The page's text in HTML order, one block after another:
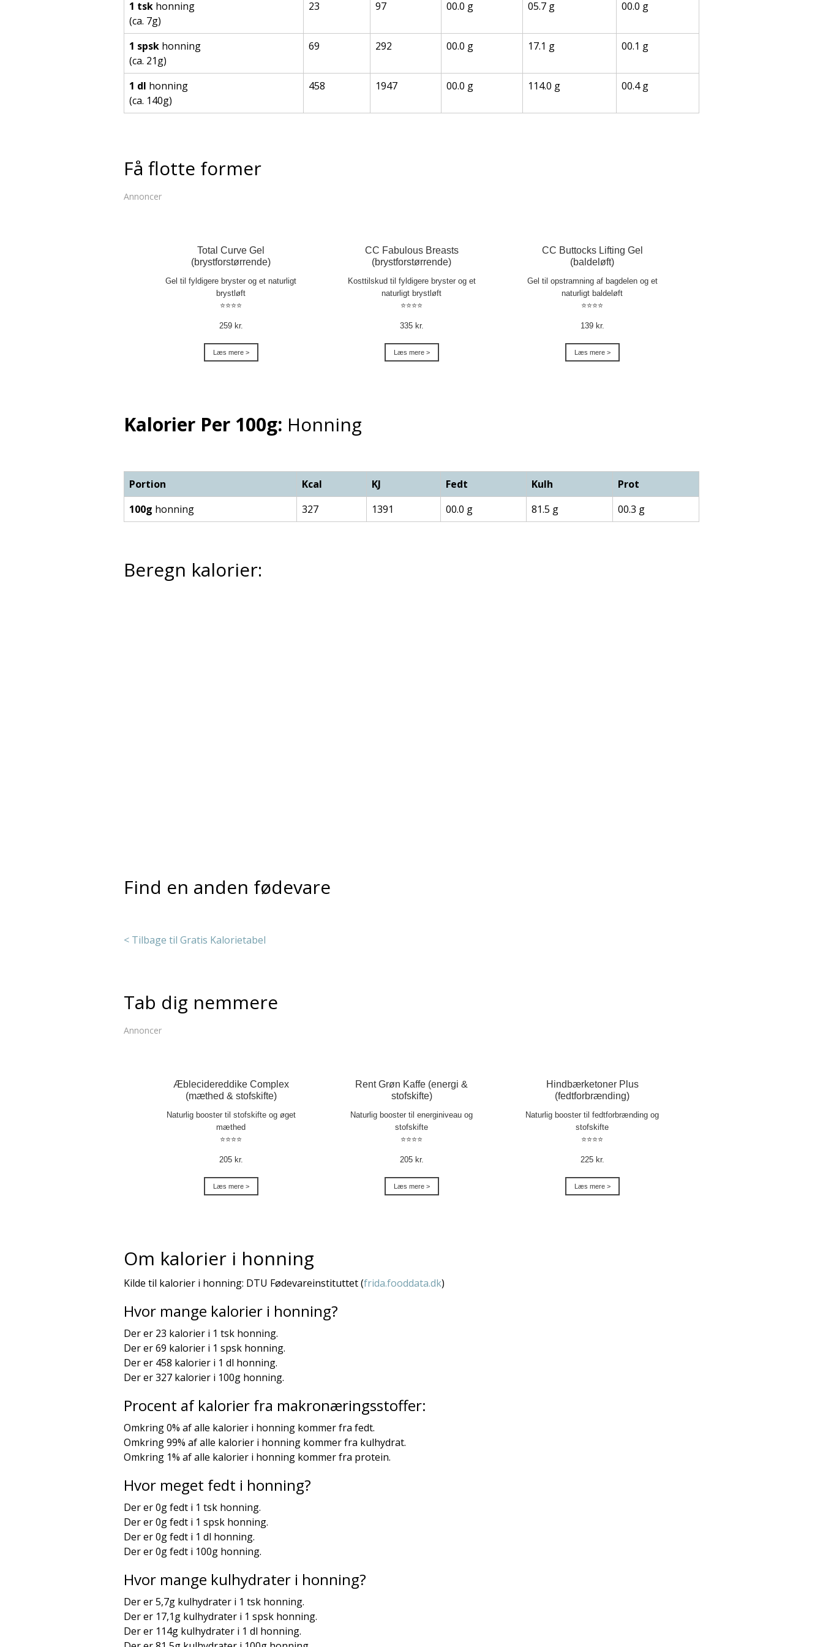
1 tsk honning
(ca. 7g)
23 97 00.0 g 05.7 g 00.0 g
1 spsk honning
(ca. 21g)
69 292 00.0 g 17.1 g 00.1 g
1 dl honning
(ca. 140g)
458 1947 00.0 g 114.0 g 00.4 g
Få flotte former
Annoncer
Total Curve Gel
(brystforstørrende)
Gel til fyldigere bryster og et naturligt
brystløft
⭐⭐⭐⭐
259 kr.
Læs mere >
CC Fabulous Breasts
(brystforstørrende)
Kosttilskud til fyldigere bryster og et
naturligt brystløft
⭐⭐⭐⭐
335 kr.
Læs mere >
CC Buttocks Lifting Gel
(baldeløft)
Gel til opstramning af bagdelen og et
naturligt baldeløft
⭐⭐⭐⭐
139 kr.
Læs mere >
Kalorier Per 100g: Honning
Portion Kcal KJ Fedt Kulh
Prot
100g honning 327 1391 00.0 g 81.5 g 00.3 g
Beregn kalorier:
Find en anden fødevare
< Tilbage til Gratis Kalorietabel
Tab dig nemmere
Annoncer
Æblecidereddike Complex
(mæthed & stofskifte)
Naturlig booster til stofskifte og øget
mæthed
⭐⭐⭐⭐
205 kr.
Læs mere >
Rent Grøn Kaffe (energi &
stofskifte)
Naturlig booster til energiniveau og
stofskifte
⭐⭐⭐⭐
205 kr.
Læs mere >
Hindbærketoner Plus
(fedtforbrænding)
Naturlig booster til fedtforbrænding og
stofskifte
⭐⭐⭐⭐
225 kr.
Læs mere >
Om kalorier i honning
Kilde til kalorier i honning: DTU Fødevareinstituttet (frida.fooddata.dk)
Hvor mange kalorier i honning?
Der er 23 kalorier i 1 tsk honning.
Der er 69 kalorier i 1 spsk honning.
Der er 458 kalorier i 1 dl honning.
Der er 327 kalorier i 100g honning.
Procent af kalorier fra makronæringsstoffer:
Omkring 0% af alle kalorier i honning kommer fra fedt.
Omkring 99% af alle kalorier i honning kommer fra kulhydrat.
Omkring 1% af alle kalorier i honning kommer fra protein.
Hvor meget fedt i honning?
Der er 0g fedt i 1 tsk honning.
Der er 0g fedt i 1 spsk honning.
Der er 0g fedt i 1 dl honning.
Der er 0g fedt i 100g honning.
Hvor mange kulhydrater i honning?
Der er 5,7g kulhydrater i 1 tsk honning.
Der er 17,1g kulhydrater i 1 spsk honning.
Der er 114g kulhydrater i 1 dl honning.